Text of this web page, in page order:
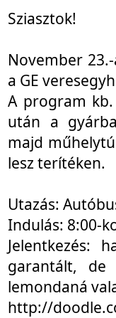
Sziasztok!
November
a GE
A program
után a
majd
lesz terítéken.
Utazás:
Indulás: 8:00-
Jelentkezés:
garantált, de
lemondaná
http://